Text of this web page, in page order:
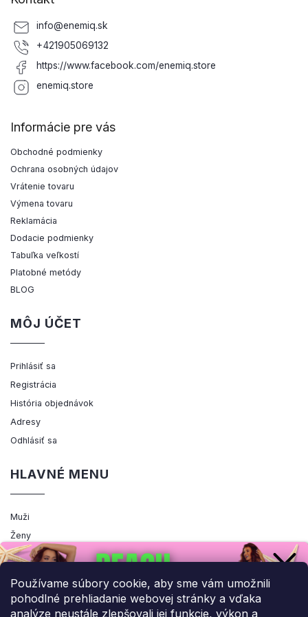
Používame súbory cookie, aby sme vám umožnili
pohodlné prehliadanie webovej stránky a vďaka
analýze neustále zlepšovali jej funkcie, výkon a
info@enemiq.sk
+421905069132
https://www.facebook.com/enemiq.store
enemiq.store
Informácie pre vás
Obchodné podmienky
Ochrana osobných údajov
Vrátenie tovaru
Výmena tovaru
Reklamácia
Dodacie podmienky
Tabuľka veľkostí
Platobné metódy
BLOG
MÔJ ÚČET
Prihlásiť sa
Registrácia
História objednávok
Adresy
Odhlásiť sa
HLAVNÉ MENU
Muži
Ženy
Výpredaj